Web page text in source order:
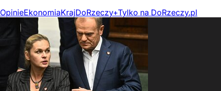
OpinieEkonomiaKrajDoRzeczy+Tylko na DoRzeczy.pl